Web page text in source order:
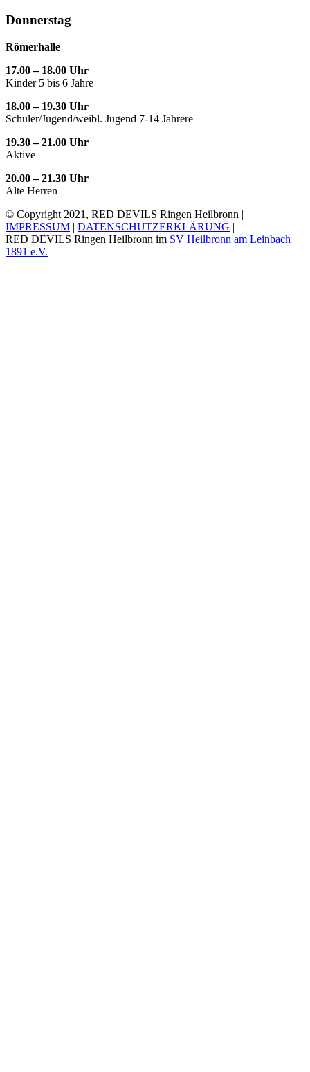
Donnerstag
Römerhalle
17.00 – 18.00 Uhr
Kinder 5 bis 6 Jahre
18.00 – 19.30 Uhr
Schüler/Jugend/weibl. Jugend 7-14 Jahrere
19.30 – 21.00 Uhr
Aktive
20.00 – 21.30 Uhr
Alte Herren
© Copyright 2021, RED DEVILS Ringen Heilbronn |
IMPRESSUM | DATENSCHUTZERKLÄRUNG |
RED DEVILS Ringen Heilbronn im SV Heilbronn am Leinbach
1891 e.V.